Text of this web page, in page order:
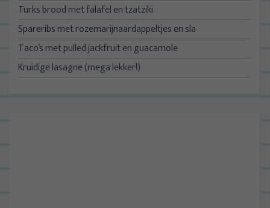
Turks brood met falafel en tzatziki
Spareribs met rozemarijnaardappeltjes en sla
Taco’s met pulled jackfruit en guacamole
Kruidige lasagne (mega lekker!)